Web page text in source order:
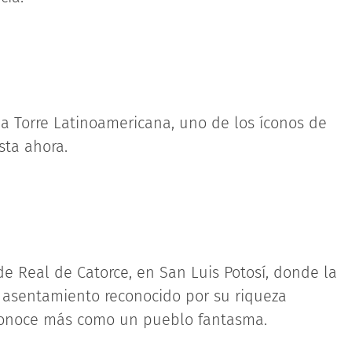
Torre Latinoamericana, uno de los íconos de
ahora.
Real de Catorce, en San Luis Potosí, donde la
reconocido por su riqueza
más como un pueblo fantasma.